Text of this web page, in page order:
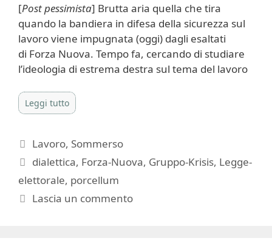
[Post pessimista] Brutta aria quella che tira
quando la bandiera in difesa della sicurezza sul
lavoro viene impugnata (oggi) dagli esaltati
di Forza Nuova. Tempo fa, cercando di studiare
l’ideologia di estrema destra sul tema del lavoro
Leggi tutto
Categorie
Lavoro, Sommerso
Tag
dialettica, Forza-Nuova, Gruppo-Krisis, Legge-
elettorale, porcellum
Lascia un commento